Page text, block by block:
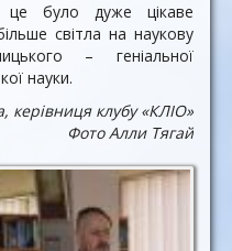
було дуже цікаве
світла на наукову
– геніальної
науки.
керівниця клубу «КЛІО»
Фото Алли Тягай